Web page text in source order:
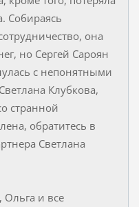
Собираясь
она
но Сергей Сароян
с непонятными
Клубкова,
странной
обратитесь в
Светлана
и все